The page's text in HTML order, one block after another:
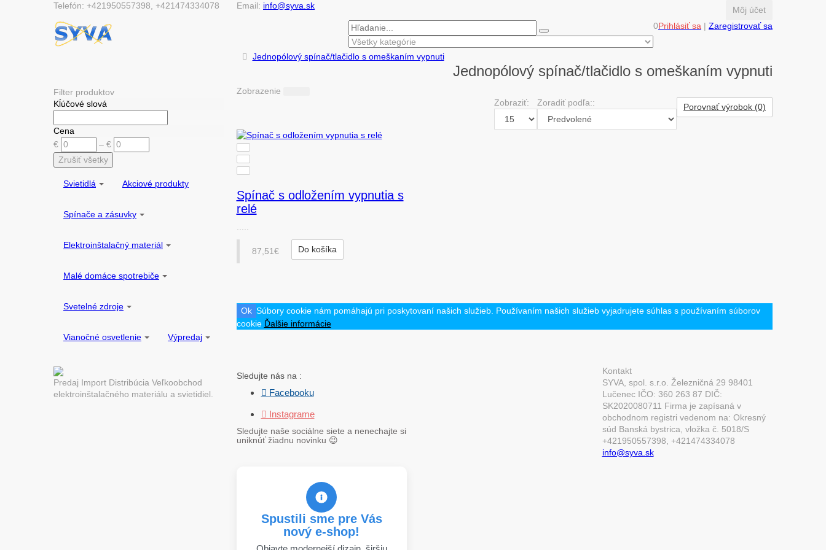
Telefón: +421950557398, +421474334078 Email: info@syva.sk
Môj účet
Prihlásiť sa | Zaregistrovať sa
0
Filter produktov
Kĺúčové slová
Cena
€
– €
Svietidlá Akciové produkty
Spínače a zásuvky
Elektroinštalačný materiál
Malé domáce spotrebiče
Svetelné zdroje
Vianočné osvetlenie Výpredaj
Jednopólový spínač/tlačidlo s omeškaním vypnuti
Jednopólový spínač/tlačidlo s omeškaním vypnuti
Zobrazenie
Porovnať výrobok (0)
Zoradiť podľa::
Zobraziť:
Spínač s odložením vypnutia s
relé
87,51€ Do košíka
Ok Súbory cookie nám pomáhajú pri poskytovaní našich služieb. Používaním našich služieb vyjadrujete súhlas s používaním súborov
cookie Ďalšie informácie
Predaj Import Distribúcia Veľkoobchod
elektroinštalačného materiálu a svietidiel.
Sledujte nás na :
 Facebooku
 Instagrame
Sledujte naše sociálne siete a nenechajte si
uniknúť žiadnu novinku 😉
Spustili sme pre Vás
nový e-shop!
Kontakt
SYVA, spol. s.r.o. Železničná 29 98401
Lučenec IČO: 360 263 87 DIČ:
SK2020080711 Firma je zapísaná v
obchodnom registri vedenom na: Okresný
súd Banská bystrica, vložka č. 5018/S
+421950557398, +421474334078
info@syva.sk